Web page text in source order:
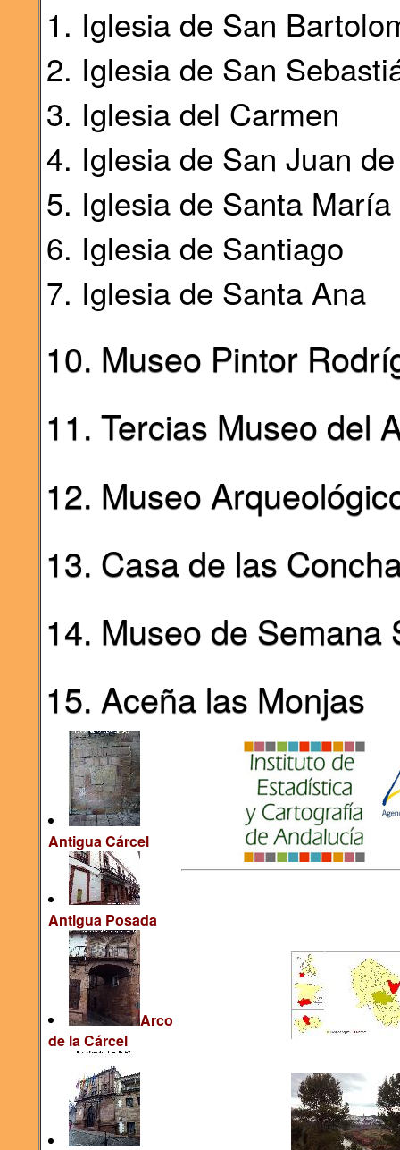
Iglesia de San
Iglesia de San
Iglesia del Carmen
Iglesia de San Juan
Iglesia de Santa
Iglesia de Santiago
Iglesia de Santa Ana
10. Museo Pintor
11. Tercias Museo del
12. Museo
13. Casa de las
14. Museo de Semana
15. Aceña las Monjas
Antigua Cárcel
Antigua Posada
Arco
de la Cárcel